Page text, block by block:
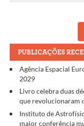
PUBLICAÇÕES
Agência Espacial
2029
Livro celebra duas
que revolucionaram
Instituto de
maior conferência